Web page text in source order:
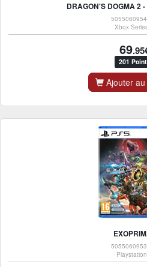
DRAGON'S DOGMA 2
Xbox
69
201
Ajouter